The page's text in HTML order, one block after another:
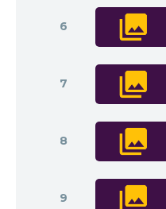
6
7
8
9